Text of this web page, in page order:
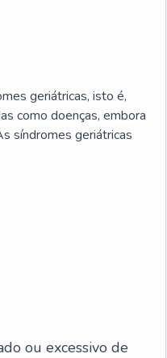
geriátricas, isto é,
como doenças, embora
síndromes geriátricas
ou excessivo de